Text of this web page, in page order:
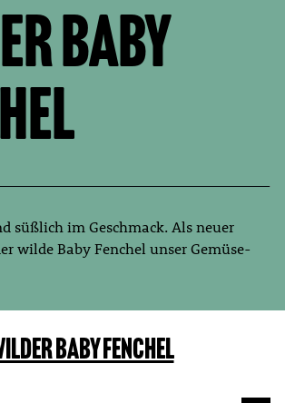
Baby
süßlich im Geschmack. Als neuer
wilde Baby Fenchel unser Gemüse-
BABY FENCHEL